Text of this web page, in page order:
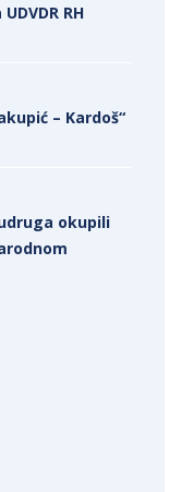
RH
– Kardoš“
okupili